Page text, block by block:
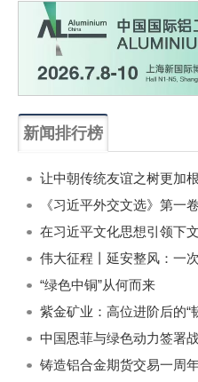
新闻排行榜
《习近平外交文选》第一
“绿色中铜”从何而来
紫金矿业：高位进阶后的“
中国恩菲与绿色动力签署
铸造铝合金期货交易一周